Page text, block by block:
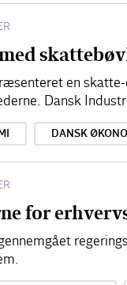
en
Dansk
DANSK
for